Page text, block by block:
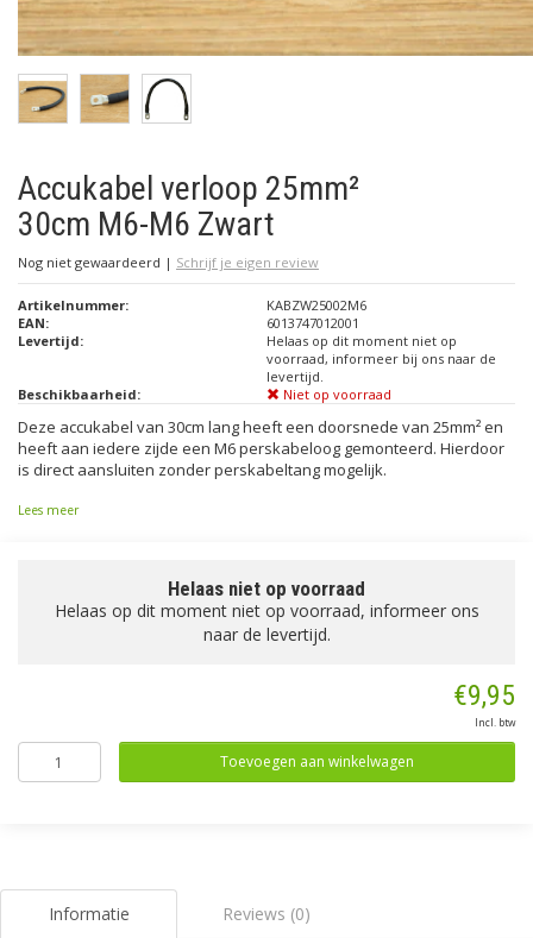
Accukabel verloop 25mm²
30cm M6-M6 Zwart
Nog niet gewaardeerd | Schrijf je eigen review
Artikelnummer:
KABZW25002M6
EAN:
6013747012001
Levertijd:
Helaas op dit moment niet op
voorraad, informeer bij ons naar de
levertijd.
Beschikbaarheid:
Niet op voorraad
Deze accukabel van 30cm lang heeft een doorsnede van 25mm² en
heeft aan iedere zijde een M6 perskabeloog gemonteerd. Hierdoor
is direct aansluiten zonder perskabeltang mogelijk.
Lees meer
Helaas niet op voorraad
Helaas op dit moment niet op voorraad, informeer ons
naar de levertijd.
€9,95
Incl. btw
Toevoegen aan winkelwagen
Informatie Reviews (0)